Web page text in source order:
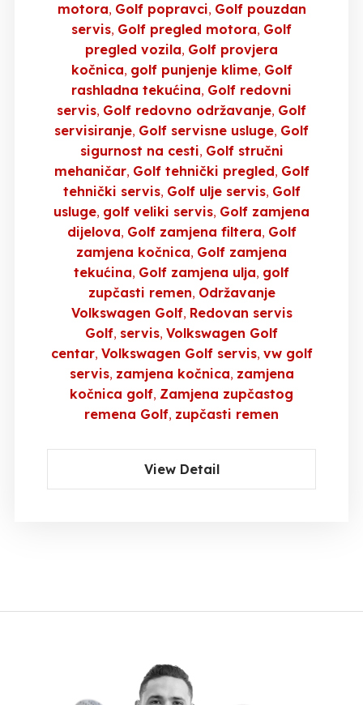
motora Golf popravci Golf pouzdan
servis Golf pregled motora Golf
pregled vozila Golf provjera
kočnica golf punjenje klime Golf
rashladna tekućina Golf redovni
servis Golf redovno održavanje Golf
servisiranje Golf servisne usluge Golf
sigurnost na cesti Golf stručni
mehaničar Golf tehnički pregled Golf
tehnički servis Golf ulje servis Golf
usluge golf veliki servis Golf zamjena
dijelova Golf zamjena filtera Golf
zamjena kočnica Golf zamjena
tekućina Golf zamjena ulja golf
zupčasti remen Održavanje
Volkswagen Golf Redovan servis
Golf servis Volkswagen Golf
centar Volkswagen Golf servis vw golf
servis zamjena kočnica zamjena
kočnica golf Zamjena zupčastog
remena Golf zupčasti remen
View Detail